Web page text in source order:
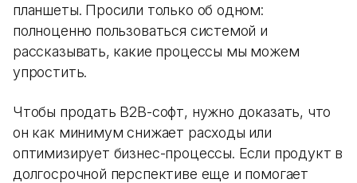
планшеты. Просили только об одном:
полноценно пользоваться системой и
рассказывать, какие процессы мы можем
упростить.
Чтобы продать B2B-софт, нужно доказать, что
он как минимум снижает расходы или
оптимизирует бизнес-процессы. Если продукт в
долгосрочной перспективе еще и помогает